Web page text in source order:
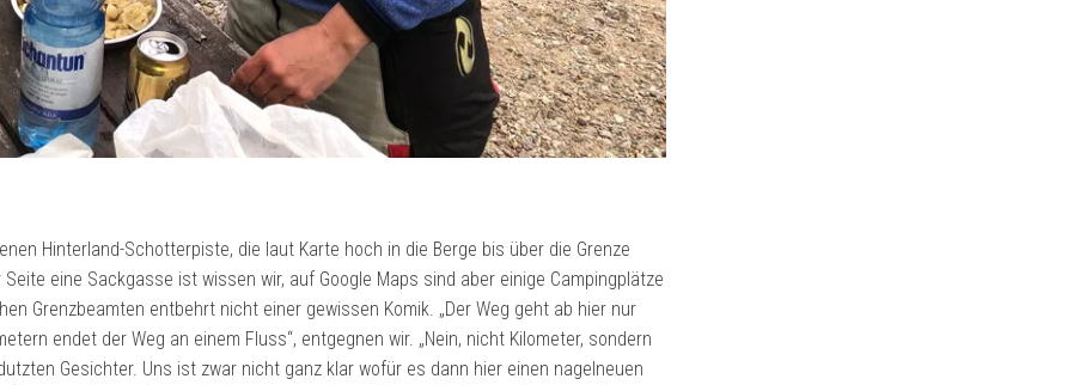
Hinterland-Schotterpiste, die laut Karte hoch in die Berge bis über die Grenze
eine Sackgasse ist wissen wir, auf Google Maps sind aber einige Campingplätze
Grenzbeamten entbehrt nicht einer gewissen Komik. „Der Weg geht ab hier nur
endet der Weg an einem Fluss“, entgegnen wir. „Nein, nicht Kilometer, sondern
Gesichter. Uns ist zwar nicht ganz klar wofür es dann hier einen nagelneuen